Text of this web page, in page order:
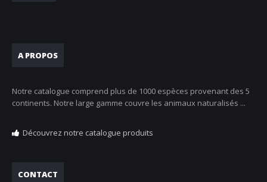
A PROPOS
Notre catalogue comprend plus de 1000 espèces provenant des 5
continents. Notre large gamme couvre les animaux naturalisés ...
Découvrez notre catalogue produits
CONTACT